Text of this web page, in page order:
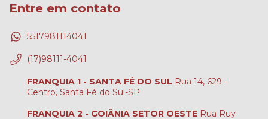
Entre em contato
5517981114041
(17)98111-4041
FRANQUIA 1 - SANTA FÉ DO SUL Rua 14, 629 -
Centro, Santa Fé do Sul-SP
FRANQUIA 2 - GOIÂNIA SETOR OESTE Rua Ruy